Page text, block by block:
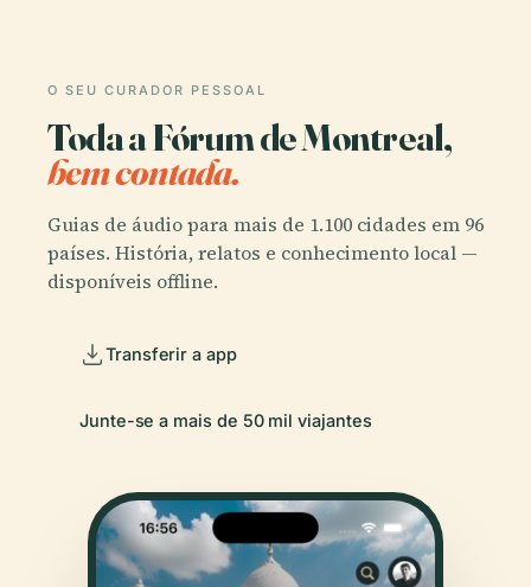
O SEU CURADOR PESSOAL
Toda a Fórum de Montreal,
bem contada.
Guias de áudio para mais de 1.100 cidades em 96
países. História, relatos e conhecimento local —
disponíveis offline.
Transferir a app
Junte-se a mais de 50 mil viajantes